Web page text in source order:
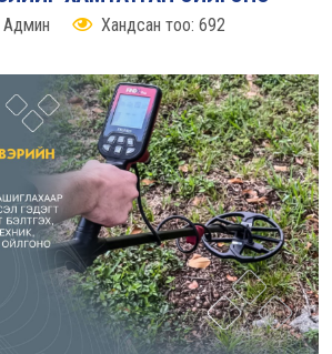
Админ
Хандсан тоо: 692